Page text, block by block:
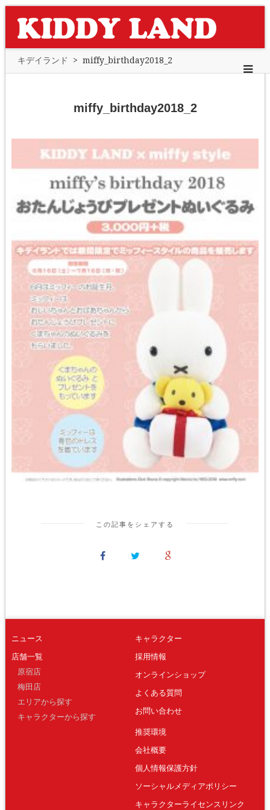
キデイランド > miffy_birthday2018_2
miffy_birthday2018_2
この記事をシェアする
ニュース
店舗一覧
原宿店
梅田店
エリアから探す
キャラクターから探す
キャラクター
採用情報
オンラインショップ
よくある質問
お問い合わせ
推奨環境
会社概要
個人情報保護方針
ソーシャルメディアポリシー
キャラクターライセンスリンク